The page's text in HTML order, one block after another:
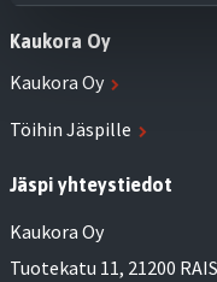
Kaukora Oy
Kaukora Oy
Töihin Jäspille
Jäspi yhteystiedot
Kaukora Oy
Tuotekatu 11, 21200